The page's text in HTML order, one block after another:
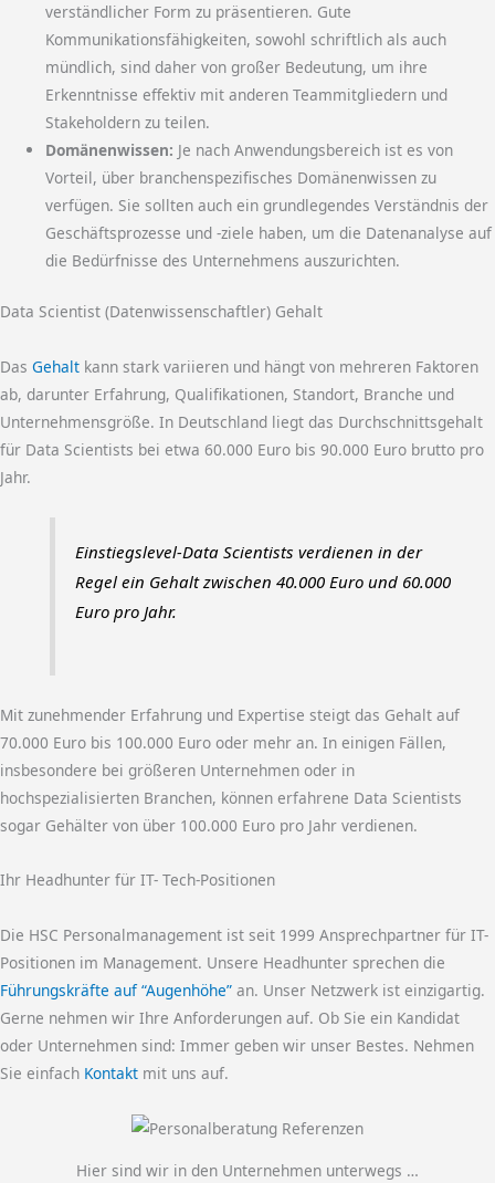
verständlicher Form zu präsentieren. Gute
Kommunikationsfähigkeiten, sowohl schriftlich als auch
mündlich, sind daher von großer Bedeutung, um ihre
Erkenntnisse effektiv mit anderen Teammitgliedern und
Stakeholdern zu teilen.
Domänenwissen: Je nach Anwendungsbereich ist es von
Vorteil, über branchenspezifisches Domänenwissen zu
verfügen. Sie sollten auch ein grundlegendes Verständnis der
Geschäftsprozesse und -ziele haben, um die Datenanalyse auf
die Bedürfnisse des Unternehmens auszurichten.
Data Scientist (Datenwissenschaftler) Gehalt
Das Gehalt kann stark variieren und hängt von mehreren Faktoren
ab, darunter Erfahrung, Qualifikationen, Standort, Branche und
Unternehmensgröße. In Deutschland liegt das Durchschnittsgehalt
für Data Scientists bei etwa 60.000 Euro bis 90.000 Euro brutto pro
Jahr.
Einstiegslevel-Data Scientists verdienen in der
Regel ein Gehalt zwischen 40.000 Euro und 60.000
Euro pro Jahr.
Mit zunehmender Erfahrung und Expertise steigt das Gehalt auf
70.000 Euro bis 100.000 Euro oder mehr an. In einigen Fällen,
insbesondere bei größeren Unternehmen oder in
hochspezialisierten Branchen, können erfahrene Data Scientists
sogar Gehälter von über 100.000 Euro pro Jahr verdienen.
Ihr Headhunter für IT- Tech-Positionen
Die HSC Personalmanagement ist seit 1999 Ansprechpartner für IT-
Positionen im Management. Unsere Headhunter sprechen die
Führungskräfte auf “Augenhöhe” an. Unser Netzwerk ist einzigartig.
Gerne nehmen wir Ihre Anforderungen auf. Ob Sie ein Kandidat
oder Unternehmen sind: Immer geben wir unser Bestes. Nehmen
Sie einfach Kontakt mit uns auf.
Hier sind wir in den Unternehmen unterwegs …